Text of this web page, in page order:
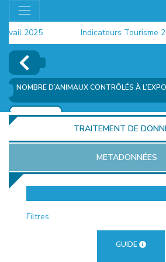
2025 Indicateurs Tourisme 2024
NOMBRE D’ANIMAUX CONTRÔLÉS À
AJOUTER
TRAITEMENT DE
METADONNÉES
Filtres
GUIDE